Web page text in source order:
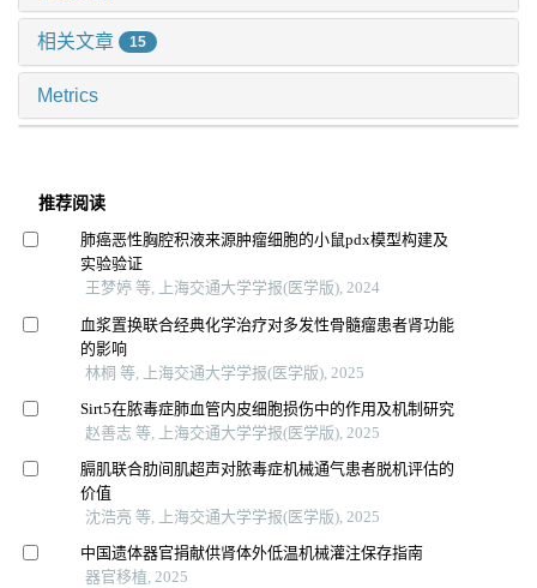
相关文章 15
Metrics
推荐阅读
肺癌恶性胸腔积液来源肿瘤细胞的小鼠pdx模型构建及
实验验证
王梦婷 等, 上海交通大学学报(医学版), 2024
血浆置换联合经典化学治疗对多发性骨髓瘤患者肾功能
的影响
林桐 等, 上海交通大学学报(医学版), 2025
Sirt5在脓毒症肺血管内皮细胞损伤中的作用及机制研究
赵善志 等, 上海交通大学学报(医学版), 2025
膈肌联合肋间肌超声对脓毒症机械通气患者脱机评估的
价值
沈浩亮 等, 上海交通大学学报(医学版), 2025
中国遗体器官捐献供肾体外低温机械灌注保存指南
器官移植, 2025